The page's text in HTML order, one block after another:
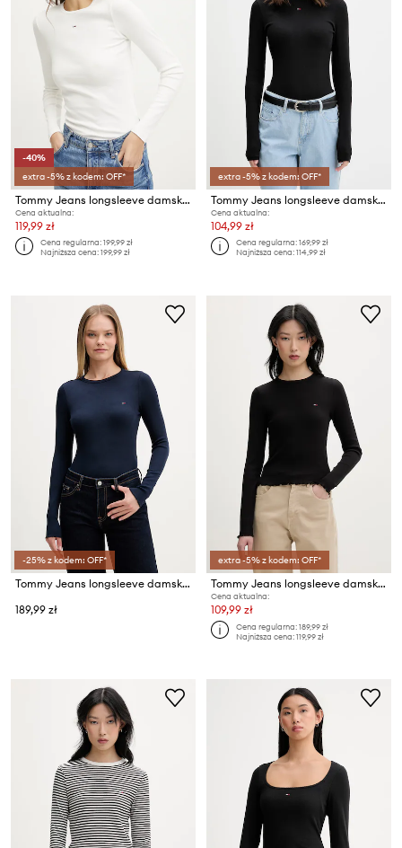
-40%
extra -5% z kodem: OFF*
Tommy Jeans longsleeve damski bawełniany z elastanem
Cena aktualna:
119,99 zł
Cena regularna:199,99 zł
Najniższa cena:199,99 zł
extra -5% z kodem: OFF*
Tommy Jeans longsleeve damski bawełniany z elastanem
Cena aktualna:
104,99 zł
Cena regularna:169,99 zł
Najniższa cena:114,99 zł
-25% z kodem: OFF*
Tommy Jeans longsleeve damski bawełniany z elastanem
189,99 zł
extra -5% z kodem: OFF*
Tommy Jeans longsleeve damski bawełniany z elastanem
Cena aktualna:
109,99 zł
Cena regularna:189,99 zł
Najniższa cena:119,99 zł